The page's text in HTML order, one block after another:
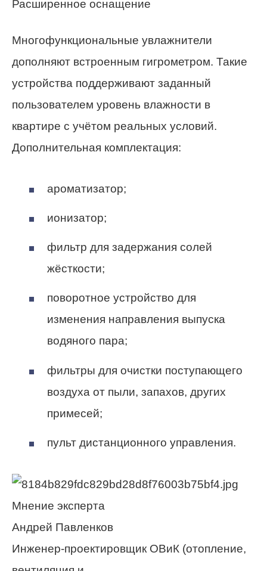
Расширенное оснащение
Многофункциональные увлажнители
дополняют встроенным гигрометром. Такие
устройства поддерживают заданный
пользователем уровень влажности в
квартире с учётом реальных условий.
Дополнительная комплектация:
ароматизатор;
ионизатор;
фильтр для задержания солей
жёсткости;
поворотное устройство для
изменения направления выпуска
водяного пара;
фильтры для очистки поступающего
воздуха от пыли, запахов, других
примесей;
пульт дистанционного управления.
Мнение эксперта
Андрей Павленков
Инженер-проектировщик ОВиК (отопление,